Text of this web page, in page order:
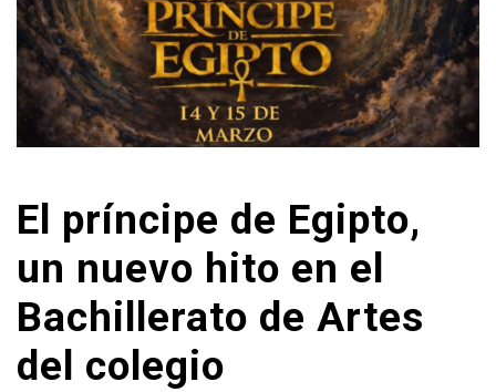
El príncipe de Egipto,
un nuevo hito en el
Bachillerato de Artes
del colegio